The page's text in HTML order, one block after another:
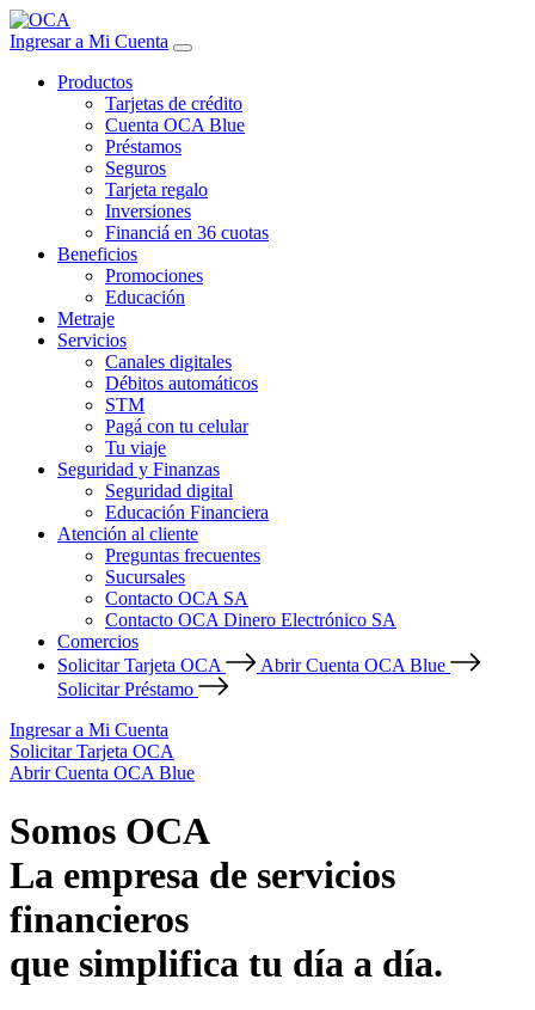
Ingresar a Mi Cuenta
Productos
Tarjetas de crédito
Cuenta OCA Blue
Préstamos
Seguros
Tarjeta regalo
Inversiones
Financiá en 36 cuotas
Beneficios
Promociones
Educación
Metraje
Servicios
Canales digitales
Débitos automáticos
STM
Pagá con tu celular
Tu viaje
Seguridad y Finanzas
Seguridad digital
Educación Financiera
Atención al cliente
Preguntas frecuentes
Sucursales
Contacto OCA SA
Contacto OCA Dinero Electrónico SA
Comercios
Solicitar Tarjeta OCA
Abrir Cuenta OCA Blue
Solicitar Préstamo
Ingresar a Mi Cuenta
Solicitar Tarjeta OCA
Abrir Cuenta OCA Blue
Somos OCA
La empresa de servicios
financieros
que simplifica tu día a día.